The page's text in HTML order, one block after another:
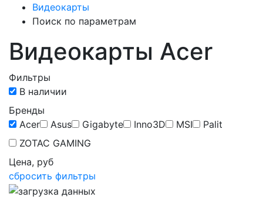
Видеокарты
Поиск по параметрам
Видеокарты Acer
Фильтры
В наличии
Бренды
Acer
Asus Gigabyte Inno3D MSI
Palit
ZOTAC GAMING
Цена, руб
сбросить фильтры